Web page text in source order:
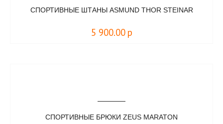
СПОРТИВНЫЕ ШТАНЫ ASMUND THOR STEINAR
5 900.00 р
СПОРТИВНЫЕ БРЮКИ ZEUS MARATON